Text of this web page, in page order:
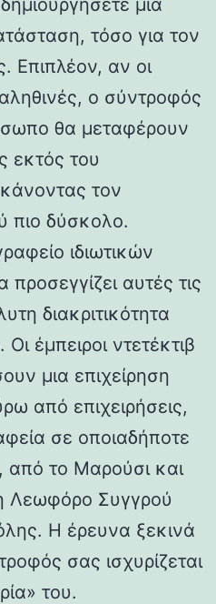
τόσο για τον
Επιπλέον, αν οι
ο σύντροφός
θα μεταφέρουν
εκτός του
τον
πιο δύσκολο.
ιδιωτικών
αυτές τις
διακριτικότητα
έμπειροι ντετέκτιβ
μια επιχείρηση
από επιχειρήσεις,
σε οποιαδήποτε
από το Μαρούσι και
Λεωφόρο Συγγρού
Η έρευνα ξεκινά
σας ισχυρίζεται
του.